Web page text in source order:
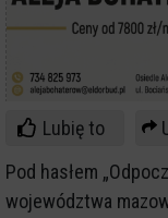
Lubię to
Pod hasłem
województwa